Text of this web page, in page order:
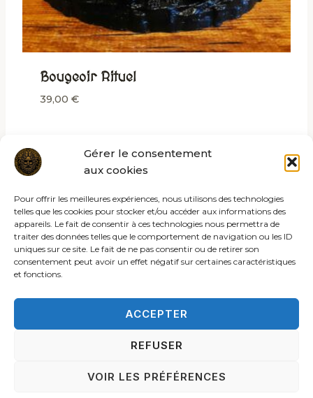
Gérer le consentement
aux cookies
Pour offrir les meilleures expériences, nous utilisons des technologies
telles que les cookies pour stocker et/ou accéder aux informations des
appareils. Le fait de consentir à ces technologies nous permettra de
traiter des données telles que le comportement de navigation ou les ID
uniques sur ce site. Le fait de ne pas consentir ou de retirer son
consentement peut avoir un effet négatif sur certaines caractéristiques
et fonctions.
ACCEPTER
REFUSER
VOIR LES PRÉFÉRENCES
Bougeoir Rituel
39,00 €
© 2026 Les rites de la sybille
OLD-ACCUEIL
CONDITIONS GÉNÉRALES DE VENTES